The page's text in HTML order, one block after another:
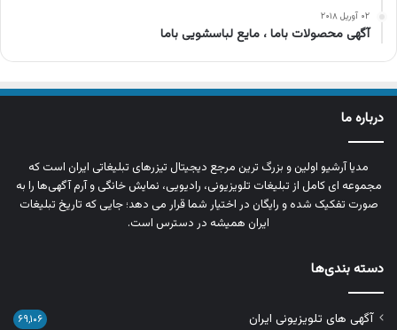
۰۲ آوریل ۲۰۱۸
آگهی محصولات باما ، مایع لباسشویی باما
درباره ما
مدیا آرشیو اولین و بزرگ‌ ترین مرجع دیجیتال تیزرهای تبلیغاتی ایران است که
مجموعه‌ ای کامل از تبلیغات تلویزیونی، رادیویی، نمایش خانگی و آرم‌ آگهی‌ها را به‌
صورت تفکیک‌ شده و رایگان در اختیار شما قرار می‌ دهد؛ جایی که تاریخ تبلیغات
ایران همیشه در دسترس است.
دسته بندی‌ها
آگهی های تلویزیونی ایران ۶۹,۱۰۶